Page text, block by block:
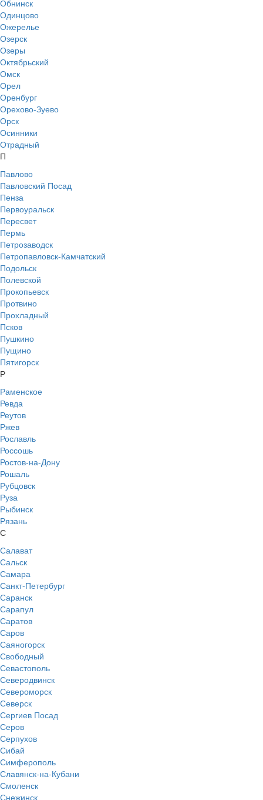
Обнинск
Одинцово
Ожерелье
Озерск
Озеры
Октябрьский
Омск
Орел
Оренбург
Орехово-Зуево
Орск
Осинники
Отрадный
П
Павлово
Павловский Посад
Пенза
Первоуральск
Пересвет
Пермь
Петрозаводск
Петропавловск-Камчатский
Подольск
Полевской
Прокопьевск
Протвино
Прохладный
Псков
Пушкино
Пущино
Пятигорск
Р
Раменское
Ревда
Реутов
Ржев
Рославль
Россошь
Ростов-на-Дону
Рошаль
Рубцовск
Руза
Рыбинск
Рязань
С
Салават
Сальск
Самара
Санкт-Петербург
Саранск
Сарапул
Саратов
Саров
Саяногорск
Свободный
Севастополь
Северодвинск
Североморск
Северск
Сергиев Посад
Серов
Серпухов
Сибай
Симферополь
Славянск-на-Кубани
Смоленск
Снежинск